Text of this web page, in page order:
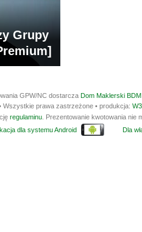
Grupy
GPW/NC dostarcza Dom Maklerski
prawa zastrzeżone • produkcja:
regulaminu . Prezentowanie kwotowania
dla systemu Android Dla